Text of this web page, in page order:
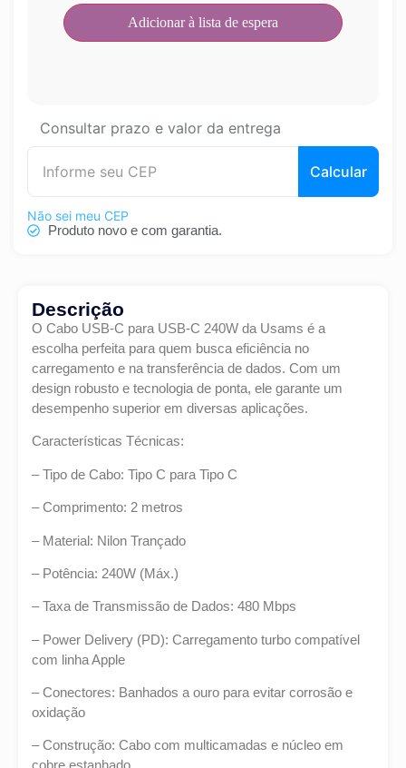
Consultar prazo e valor da entrega
Calcular
Não sei meu CEP
Produto novo e com garantia.
Descrição
O Cabo USB-C para USB-C 240W da Usams é a
escolha perfeita para quem busca eficiência no
carregamento e na transferência de dados. Com um
design robusto e tecnologia de ponta, ele garante um
desempenho superior em diversas aplicações.
Características Técnicas:
– Tipo de Cabo: Tipo C para Tipo C
– Comprimento: 2 metros
– Material: Nilon Trançado
– Potência: 240W (Máx.)
– Taxa de Transmissão de Dados: 480 Mbps
– Power Delivery (PD): Carregamento turbo compatível
com linha Apple
– Conectores: Banhados a ouro para evitar corrosão e
oxidação
– Construção: Cabo com multicamadas e núcleo em